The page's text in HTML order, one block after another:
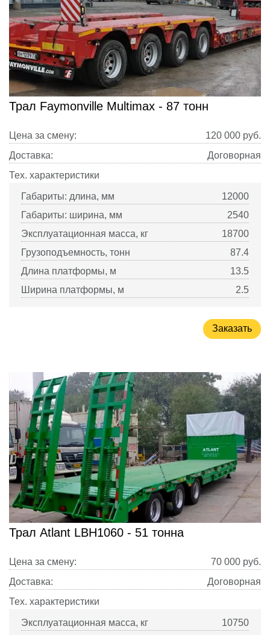
Трал Faymonville Multimax - 87 тонн
Цена за смену: 120 000 руб.
Доставка:
Договорная
Тех. характеристики
Габариты: длина, мм
12000
Габариты: ширина, мм
2540
Эксплуатационная масса, кг
18700
Грузоподъемность, тонн
87.4
Длина платформы, м
13.5
Ширина платформы, м
2.5
Заказать
Трал Atlant LBH1060 - 51 тонна
Цена за смену: 70 000 руб.
Доставка:
Договорная
Тех. характеристики
Эксплуатационная масса, кг
10750